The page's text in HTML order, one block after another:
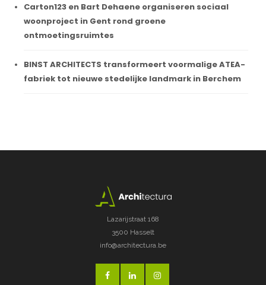
Carton123 en Bart Dehaene organiseren sociaal
woonproject in Gent rond groene
ontmoetingsruimtes
BINST ARCHITECTS transformeert voormalige ATEA-
fabriek tot nieuwe stedelijke landmark in Berchem
Lazarijstraat 168
3500 Hasselt
info@architectura.be